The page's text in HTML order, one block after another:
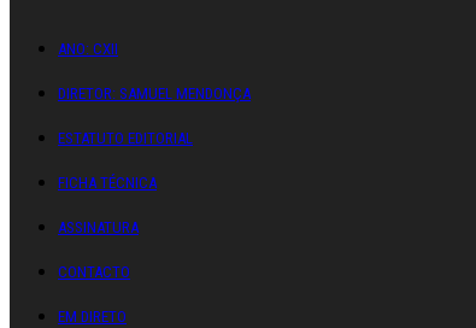
ANO: CXII
DIRETOR: SAMUEL MENDONÇA
ESTATUTO EDITORIAL
FICHA TÉCNICA
ASSINATURA
CONTACTO
EM DIRETO